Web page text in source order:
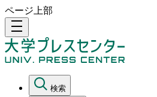
ページ上部
density_medium
検索